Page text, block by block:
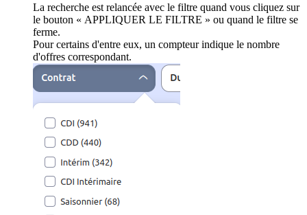
La recherche est relancée avec le filtre quand vous cliquez sur
le bouton « APPLIQUER LE FILTRE » ou quand le filtre se
ferme.
Pour certains d'entre eux, un compteur indique le nombre
d'offres correspondant.